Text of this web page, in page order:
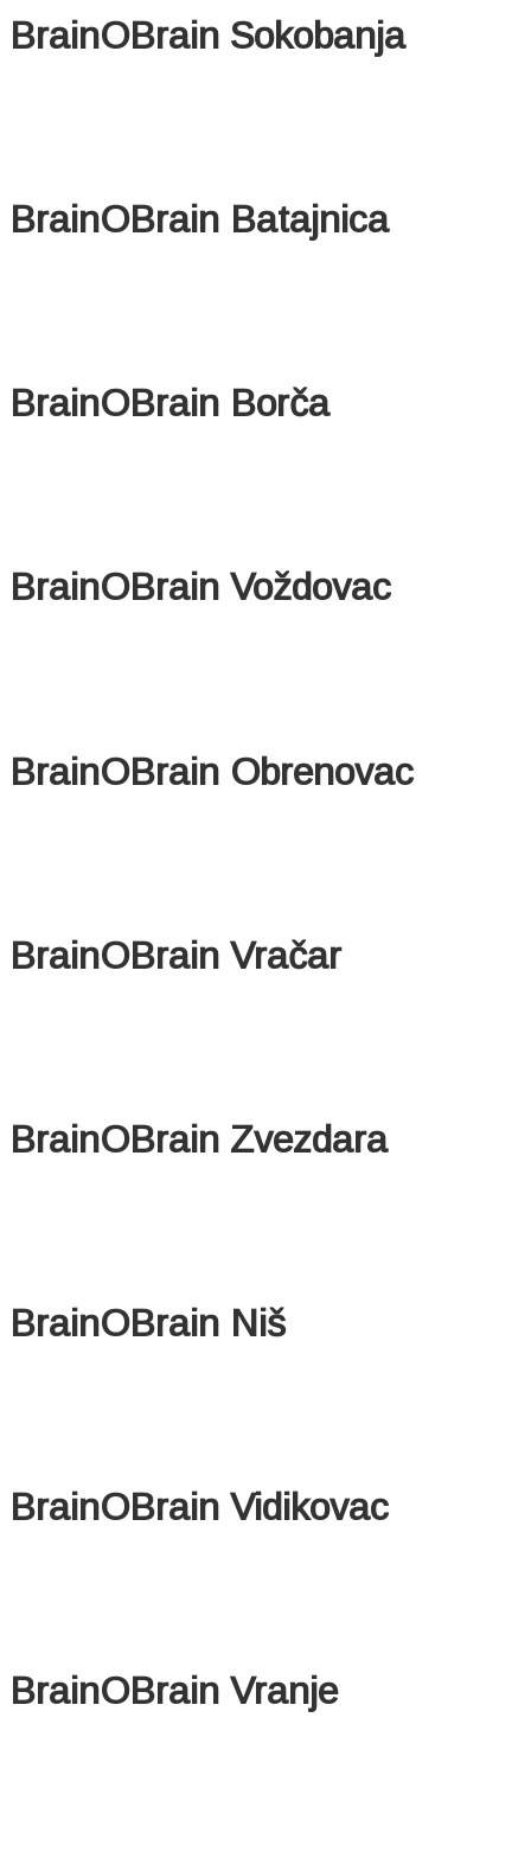
BrainOBrain Sokobanja
BrainOBrain Batajnica
BrainOBrain Borča
BrainOBrain Voždovac
BrainOBrain Obrenovac
BrainOBrain Vračar
BrainOBrain Zvezdara
BrainOBrain Niš
BrainOBrain Vidikovac
BrainOBrain Vranje